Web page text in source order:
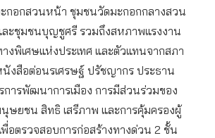
กอกสวนหน้า ชุมชนวัดมะกอกกลางสวน
ะชุมชนบุญชูศรี รวมถึงสหภาพแรงงาน
งพิเศษแห่งประเทศ และตัวแทนจากสภา
นังสือต่อนรเศรษฐ์ ปรัชญากร ประธาน
ารพัฒนาการเมือง การมีส่วนร่วมของ
ษยชน สิทธิ เสรีภาพ และการคุ้มครองผู้
อตรวจสอบการก่อสร้างทางด่วน 2 ชั้น